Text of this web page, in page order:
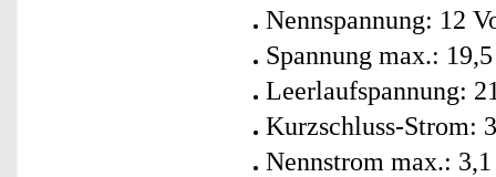
Nennspannung: 12
Spannung max.:
Leerlaufspannung:
Kurzschluss-Strom:
Nennstrom max.: